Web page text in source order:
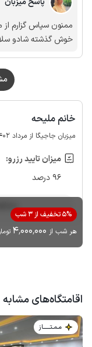
خوش گذشته شادو سلامت درکنار عزیزانت باشین
خانم ملیحه
میزبان جاجیگا از مرداد 1402
میزان تایید رزرو:
96 درصد
5% تخفیف از 3 شب
هر شب از 4٬000٬000
اقامتگاه‌های مشابه
مـمـتــــــاز